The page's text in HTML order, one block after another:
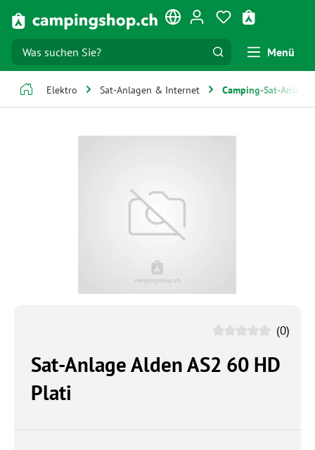
Zum Hauptinhalt springen Du hast 0
Menü
Elektro Sat-Anlagen & Internet Camping-Sat-Anlagen
(0)
Sat-Anlage Alden AS2 60 HD
Plati